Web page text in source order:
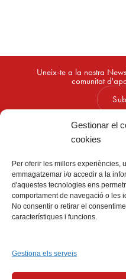
Gestionar el
cookies
Per oferir les millors experiències,
emmagatzemar i/o accedir a la
d'aquestes tecnologies ens
comportament de navegació o les
No consentir o retirar el
característiques i funcions.
Gestiona els serveis
Uneix-te a la nostra
comunitat